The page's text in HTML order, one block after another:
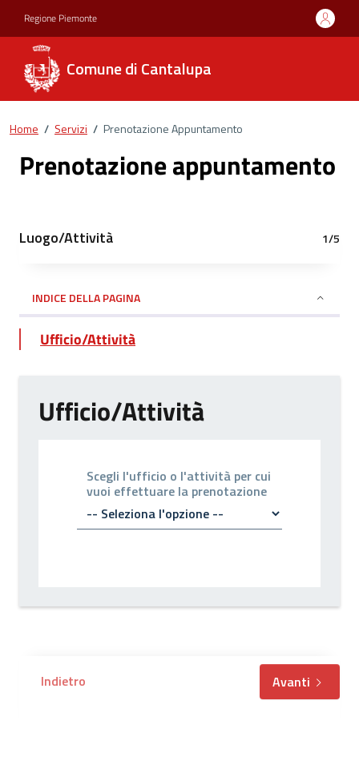
Regione Piemonte
Comune di Cantalupa
Home / Servizi / Prenotazione Appuntamento
Prenotazione appuntamento
Luogo/Attività 1/5
INDICE DELLA PAGINA
Ufficio/Attività
Ufficio/Attività
Scegli l'ufficio o l'attività per cui
vuoi effettuare la prenotazione
Indietro Avanti